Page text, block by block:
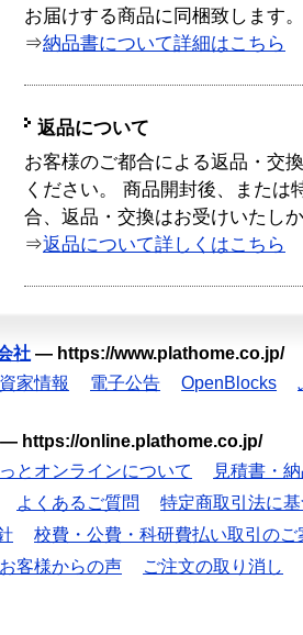
お届けする商品に同梱致します。
⇒納品書について詳細はこちら
返品について
お客様のご都合による返品・交
ください。 商品開封後、または
合、返品・交換はお受けいたし
⇒返品について詳しくはこちら
社 — https://www.plathome.co.jp/
家情報 電子公告 OpenBlocks
— https://online.plathome.co.jp/
とオンラインについて
見積書・
よくあるご質問
特定商取引法に
校費・公費・科研費払い取引のご
お客様からの声 ご注文の取り消し